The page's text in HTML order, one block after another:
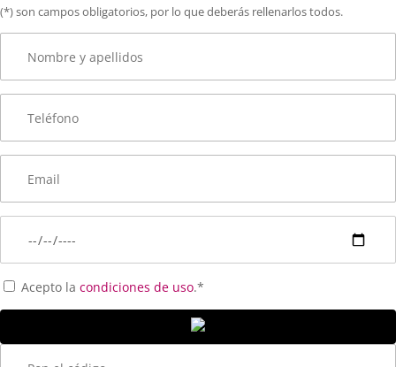
(*) son campos obligatorios, por lo que deberás rellenarlos todos.
Acepto la condiciones de uso.*